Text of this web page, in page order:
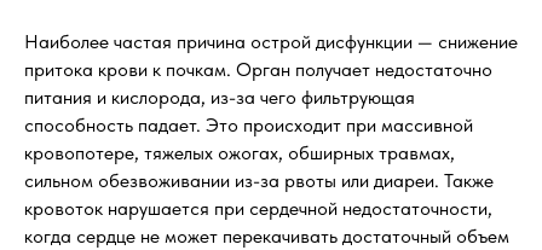
Наиболее частая причина острой дисфункции — снижение
притока крови к почкам. Орган получает недостаточно
питания и кислорода, из-за чего фильтрующая
способность падает. Это происходит при массивной
кровопотере, тяжелых ожогах, обширных травмах,
сильном обезвоживании из-за рвоты или диареи. Также
кровоток нарушается при сердечной недостаточности,
когда сердце не может перекачивать достаточный объем